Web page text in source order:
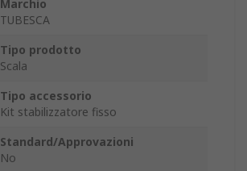
Marchio
TUBESCA
Tipo prodotto
Scala
Tipo accessorio
Kit stabilizzatore fisso
Standard/Approvazioni
No